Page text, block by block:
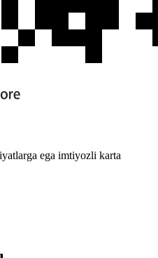
ega imtiyozli karta